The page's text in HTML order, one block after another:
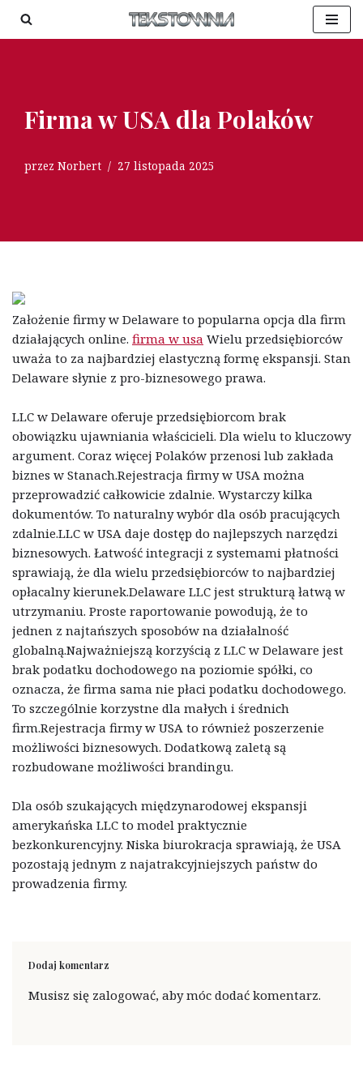
Przejdź
Firma w USA dla Polaków
przez Norbert 27 listopada 2025
Założenie firmy w Delaware to popularna opcja dla firm
działających online. firma w usa Wielu przedsiębiorców
uważa to za najbardziej elastyczną formę ekspansji. Stan
Delaware słynie z pro-biznesowego prawa.
LLC w Delaware oferuje przedsiębiorcom brak
obowiązku ujawniania właścicieli. Dla wielu to kluczowy
argument. Coraz więcej Polaków przenosi lub zakłada
biznes w Stanach.Rejestracja firmy w USA można
przeprowadzić całkowicie zdalnie. Wystarczy kilka
dokumentów. To naturalny wybór dla osób pracujących
zdalnie.LLC w USA daje dostęp do najlepszych narzędzi
biznesowych. Łatwość integracji z systemami płatności
sprawiają, że dla wielu przedsiębiorców to najbardziej
opłacalny kierunek.Delaware LLC jest strukturą łatwą w
utrzymaniu. Proste raportowanie powodują, że to
jednen z najtańszych sposobów na działalność
globalną.Najważniejszą korzyścią z LLC w Delaware jest
brak podatku dochodowego na poziomie spółki, co
oznacza, że firma sama nie płaci podatku dochodowego.
To szczególnie korzystne dla małych i średnich
firm.Rejestracja firmy w USA to również poszerzenie
możliwości biznesowych. Dodatkową zaletą są
rozbudowane możliwości brandingu.
Dla osób szukających międzynarodowej ekspansji
amerykańska LLC to model praktycznie
bezkonkurencyjny. Niska biurokracja sprawiają, że USA
pozostają jednym z najatrakcyjniejszych państw do
prowadzenia firmy.
Dodaj komentarz
Musisz się zalogować, aby móc dodać komentarz.